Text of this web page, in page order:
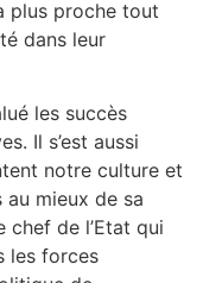
plus proche tout
dans leur
les succès
Il s’est aussi
notre culture et
au mieux de sa
chef de l’Etat qui
les forces